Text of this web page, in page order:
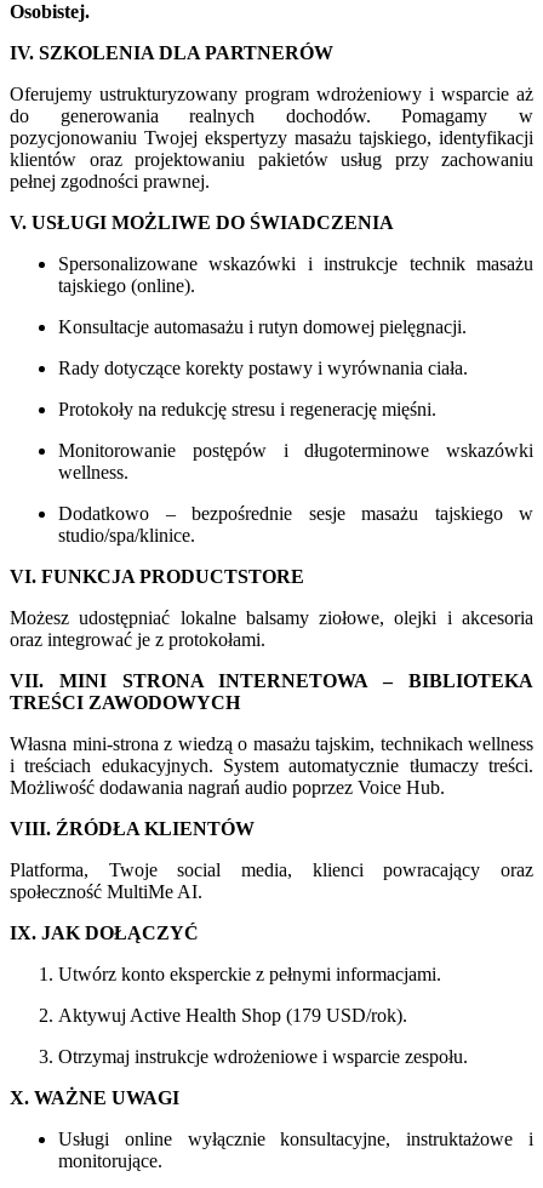
Osobistej.
IV. SZKOLENIA DLA PARTNERÓW
Oferujemy ustrukturyzowany program wdrożeniowy i wsparcie aż
do generowania realnych dochodów. Pomagamy w
pozycjonowaniu Twojej ekspertyzy masażu tajskiego, identyfikacji
klientów oraz projektowaniu pakietów usług przy zachowaniu
pełnej zgodności prawnej.
V. USŁUGI MOŻLIWE DO ŚWIADCZENIA
Spersonalizowane wskazówki i instrukcje technik masażu
tajskiego (online).
Konsultacje automasażu i rutyn domowej pielęgnacji.
Rady dotyczące korekty postawy i wyrównania ciała.
Protokoły na redukcję stresu i regenerację mięśni.
Monitorowanie postępów i długoterminowe wskazówki
wellness.
Dodatkowo – bezpośrednie sesje masażu tajskiego w
studio/spa/klinice.
VI. FUNKCJA PRODUCTSTORE
Możesz udostępniać lokalne balsamy ziołowe, olejki i akcesoria
oraz integrować je z protokołami.
VII. MINI STRONA INTERNETOWA – BIBLIOTEKA
TREŚCI ZAWODOWYCH
Własna mini-strona z wiedzą o masażu tajskim, technikach wellness
i treściach edukacyjnych. System automatycznie tłumaczy treści.
Możliwość dodawania nagrań audio poprzez Voice Hub.
VIII. ŹRÓDŁA KLIENTÓW
Platforma, Twoje social media, klienci powracający oraz
społeczność MultiMe AI.
IX. JAK DOŁĄCZYĆ
Utwórz konto eksperckie z pełnymi informacjami.
Aktywuj Active Health Shop (179 USD/rok).
Otrzymaj instrukcje wdrożeniowe i wsparcie zespołu.
X. WAŻNE UWAGI
Usługi online wyłącznie konsultacyjne, instruktażowe i
monitorujące.